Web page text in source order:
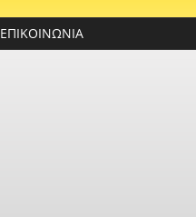
ΕΠΙΚΟΙΝΩΝΙΑ